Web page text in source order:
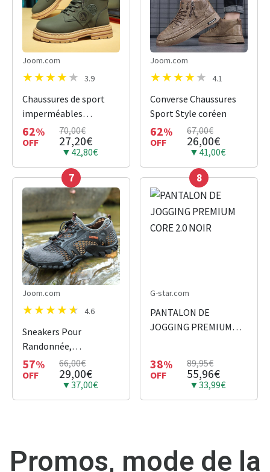
Joom.com
3.9
Chaussures de sport
imperméables
antidérapantes
62%
OFF
70,00€
27,20€
▼42,80€
Joom.com
4.1
Converse Chaussures
Sport Style coréen
62%
OFF
67,00€
26,00€
▼41,00€
7
Joom.com
4.6
Sneakers Pour
Randonnée,
Antidérapant et
Respirant
57%
OFF
66,00€
29,00€
▼37,00€
8
G-star.com
PANTALON DE
JOGGING PREMIUM
38%
OFF
89,95€
55,96€
▼33,99€
Promos, mode de la